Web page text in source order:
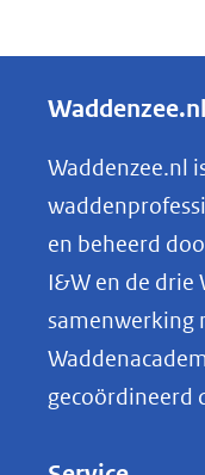
n
ng(afbeelding:
e
e
n
o
p
k
e
Waddenzee.nl
Waddenzee.nl
en beheerd
I&W en de drie
samenwerking
gecoördineerd